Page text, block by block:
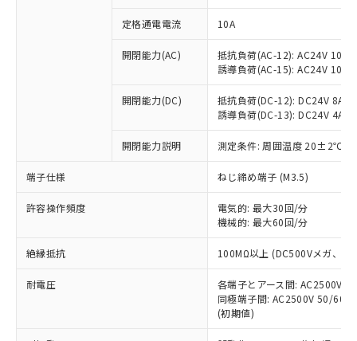
定格通電電流 10A
開閉能力(AC)
抵抗負荷(AC-12): AC24V 10A/
誘導負荷(AC-15): AC24V
開閉能力(DC)
抵抗負荷(DC-12): DC24V 8A/
誘導負荷(DC-13): DC24V 4A/
開閉能力説明 測定条件: 周囲温度 20±2℃、
端子仕様 ねじ締め端子 (M3.5)
許容操作頻度
電気的: 最大30回/分
機械的: 最大60回/分
絶縁抵抗 100MΩ以上 (DC500Vメガ、点
耐電圧
各端子とアース間: AC2500V
同極端子間: AC2500V 50/
(初期値)
ご利用条件
以下の条件をお読みいただき、同意のうえ
ご利用ください。
本サービスは、当社制御機器事業取扱
商品の当社在庫状況および標準価格
(税抜)を提供させていただくもので
当社制御機器事業取扱商品の中には、
本サービスの対象外となる商品もある
ことをご了承ください。
在庫状況および標準価格照会結果は、
記載している更新日時点での社内デー
タに基づき作成されるものであり、閲
覧された時点での実際の在庫および標
準価格とは異なる場合があることをご
対応予定：EU RoHS指令（10物質）の非含
有に対応した製品に切り替える予定のある
対応予定なし：EU RoHS指令（10物質）の
非含有に非対応の商品で、対応品を出す予
定はありません。
調査・確認中：EU RoHS指令（10物質）の
非含有の対応状況を調査中または確認中の
非該当品：ライセンス料など無形物で、有
害物質有無と関係のない商品です。
仕入先様の事情により、非含有部品として
いたものが、含有品と判明した場合などや
むを得ず変更することがあります。
鉛(Pb) 1000ppm以下、 水銀(Hg) 1000ppm以下、 カド
六価クロム(Cr(Ⅵ)) 1000ppm以下、ポリ臭化ビフェニル
類(PBB) 1000ppm以下、ポリ臭化ジフェニルエーテル類
(PBDE) 1000ppm以下、フタル酸ビス(2-エチルヘキシ
※1 中国RoHS○×表
「○」：最大均質材料含有率が中国RoHSの
基準値以下であることを示します。
「×」：最大均質材料含有率が中国RoHSの
基準値を超えていることを示します。
「－」：未確認です。当社販売部門へお問
い合わせください。
*中国RoHS10物質の基準値 (GB/T26572)：
Pb(鉛) :1000ppm、 Hg(水銀) : 1000ppm、 Cd(カドミウ
Cr(Ⅵ)(六価クロム) : 1000ppm、 PBBs(ポリ臭化ビフェ
当社は、これら貴社製品のうち、外国
為替および外国貿易法に定める商品
（以下｢規制貨物等」という）を輸出
国政府の輸出許可(または役務取引許
可)を取得するなどの必要な手続きを